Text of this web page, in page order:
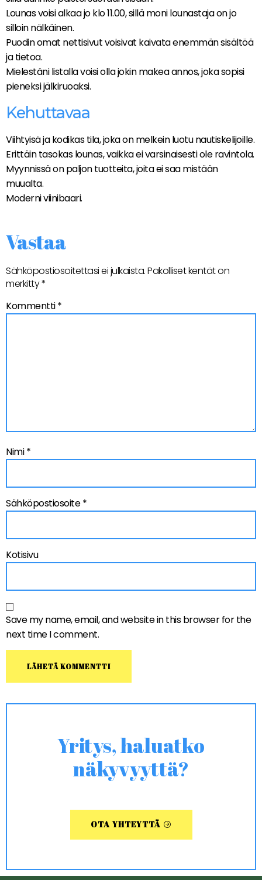
Lounas voisi alkaa jo klo 11.00, sillä moni lounastaja on jo
silloin nälkäinen.
Puodin omat nettisivut voisivat kaivata enemmän sisältöä
ja tietoa.
Mielestäni listalla voisi olla jokin makea annos, joka sopisi
pieneksi jälkiruoaksi.
Kehuttavaa
Viihtyisä ja kodikas tila, joka on melkein luotu nautiskelijoille.
Erittäin tasokas lounas, vaikka ei varsinaisesti ole ravintola.
Myynnissä on paljon tuotteita, joita ei saa mistään
muualta.
Moderni viinibaari.
Vastaa
Sähköpostiosoitettasi ei julkaista.Pakolliset kentät on
merkitty*
Kommentti*
Nimi*
Sähköpostiosoite*
Kotisivu
Save my name, email, and website in this browser for the
next time I comment.
Yritys, haluatko
näkyvyyttä?
OTA YHTEYTTÄ